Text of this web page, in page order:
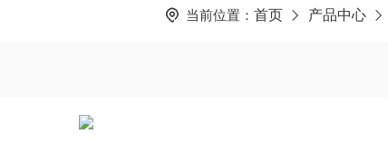
当前位置： 首页 产品中心